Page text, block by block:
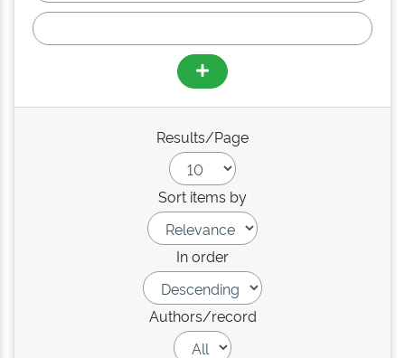
Results/Page
Sort items by
In order
Authors/record